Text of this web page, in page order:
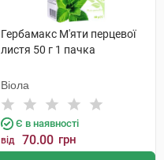
Гербамакс М'яти перцевої
листя 50 г 1 пачка
Віола
Є в наявності
від 70.00 грн